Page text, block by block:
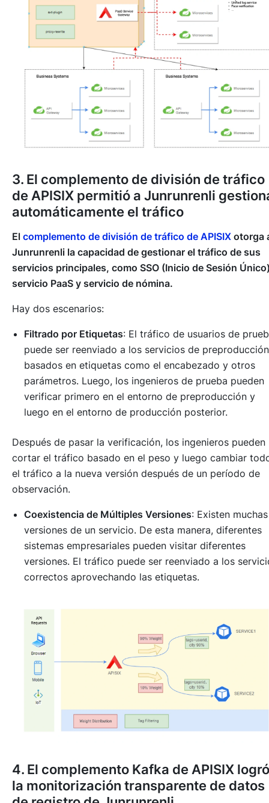
3. El complemento de división de tráfico
de APISIX permitió a Junrunrenli
automáticamente el tráfico
El complemento de división de tráfico de APISIX otorga
Junrunrenli la capacidad de gestionar el tráfico de sus
servicios principales, como SSO (Inicio de Sesión
servicio PaaS y servicio de nómina.
Hay dos escenarios:
Filtrado por Etiquetas: El tráfico de usuarios de
puede ser reenviado a los servicios de preproducción
basados en etiquetas como el encabezado y otros
parámetros. Luego, los ingenieros de prueba pueden
verificar primero en el entorno de preproducción y
luego en el entorno de producción posterior.
Después de pasar la verificación, los ingenieros pueden
cortar el tráfico basado en el peso y luego cambiar
el tráfico a la nueva versión después de un período de
observación.
Coexistencia de Múltiples Versiones: Existen muchas
versiones de un servicio. De esta manera, diferentes
sistemas empresariales pueden visitar diferentes
versiones. El tráfico puede ser reenviado a los
correctos aprovechando las etiquetas.
4. El complemento Kafka de APISIX logró
la monitorización transparente de datos